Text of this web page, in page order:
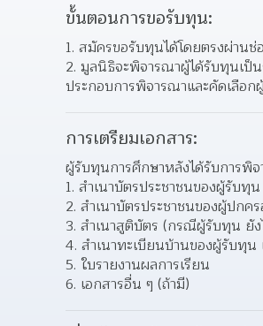
ขั้นตอนการขอรับทุน:
สมัครขอรับทุนได้โดยตรงผ่าน
มูลนิธิจะพิจารณาผู้ได้รับทุนเป็
ประกอบการพิจารณาและคัดเลือก
การเตรียมเอกสาร:
ผู้รับทุนการศึกษาหลังได้รับการพิ
สำเนาบัตรประชาชนของผู้รับทุ
สำเนาบัตรประชาชนของผู้ปกค
สำเนาสูติบัตร (กรณีผู้รับทุน ยัง
สำเนาทะเบียนบ้านของผู้รับทุ
ใบรายงานผลการเรียน
เอกสารอื่น ๆ (ถ้ามี)